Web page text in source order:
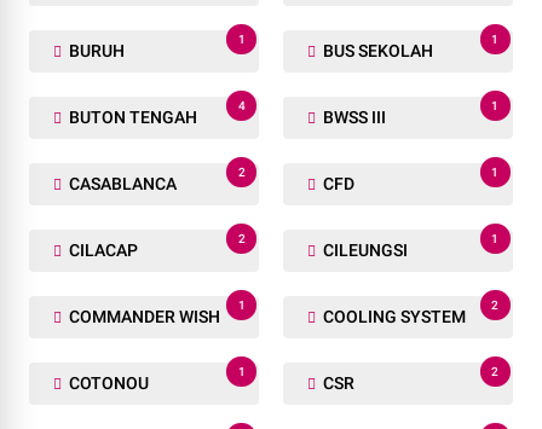
BURUH
1
BUS SEKOLAH
1
BUTON TENGAH
4
BWSS III
1
CASABLANCA
2
CFD
1
CILACAP
2
CILEUNGSI
1
COMMANDER WISH
1
COOLING SYSTEM
2
COTONOU
1
CSR
2